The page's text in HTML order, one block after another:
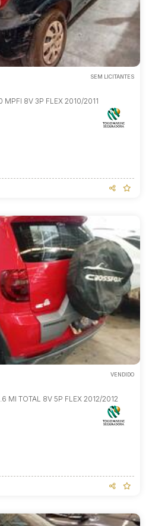
SEM LICITANTES
MPFI 8V 3P FLEX 2010/2011
VENDIDO
MI TOTAL 8V 5P FLEX 2012/2012